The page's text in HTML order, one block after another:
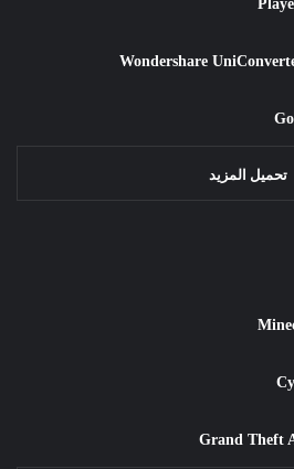
تحميل المزيد